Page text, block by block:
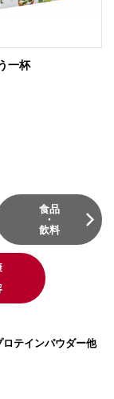
一杯
食品
・
飲料
ロテインパウダー他